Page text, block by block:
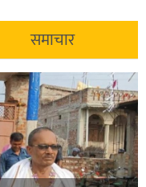
समाचार